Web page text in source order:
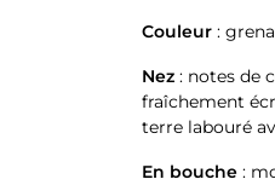
Couleur :
Nez : notes de
fraîchement
terre labouré
En bouche :